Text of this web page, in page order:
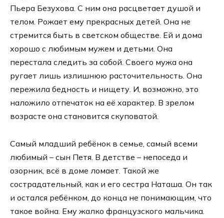
Пьера Безухова. С ним она расцветает душой и
телом. Рожает ему прекрасных детей. Она не
стремится быть в светском обществе. Ей и дома
хорошо с любимым мужем и детьми. Она
перестала следить за собой. Своего мужа она
ругает лишь излишнюю расточительность. Она
пережила бедность и нищету. И, возможно, это
наложило отпечаток на её характер. В зрелом
возрасте она становится скуповатой.
Самый младший ребёнок в семье, самый всеми
любимый – сын Петя. В детстве – непоседа и
озорник, всё в доме ломает. Такой же
сострадательный, как и его сестра Наташа. Он так
и остался ребёнком, до конца не понимающим, что
такое война. Ему жалко французского мальчика.